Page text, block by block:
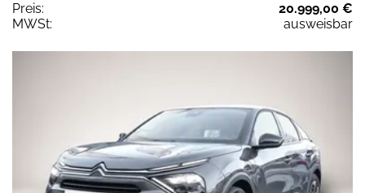
Preis:
20.999,00 €
MWSt:
ausweisbar